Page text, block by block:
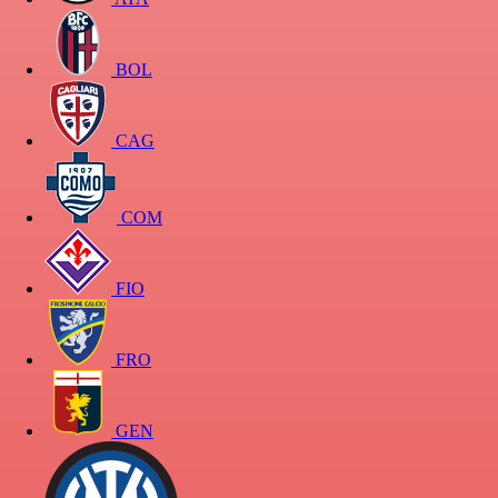
BOL
CAG
COM
FIO
FRO
GEN